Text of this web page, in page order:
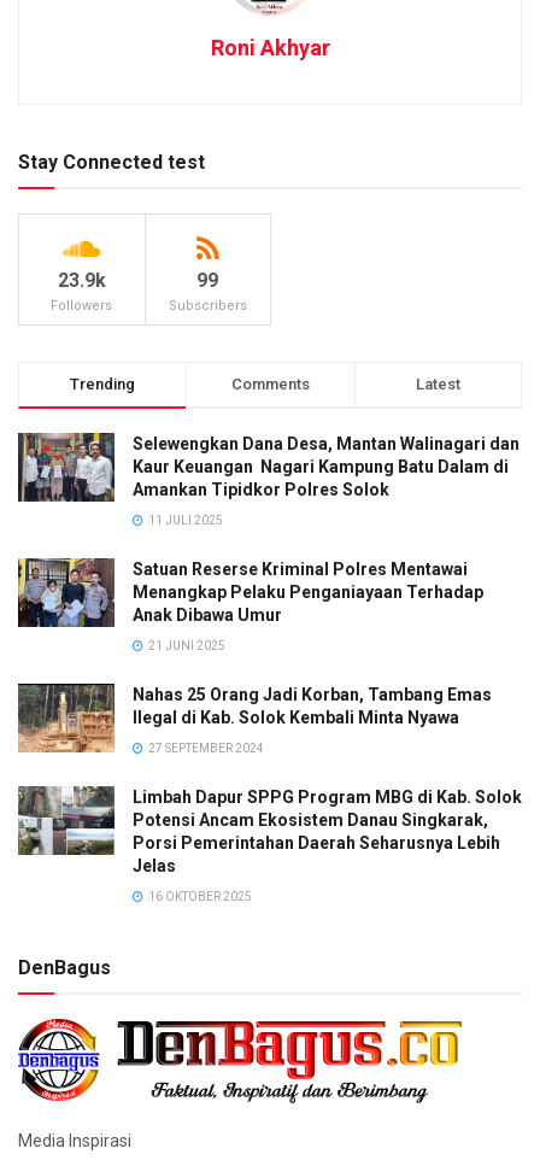
Roni Akhyar
Stay Connected test
23.9k
Followers
99
Subscribers
Trending Comments Latest
Selewengkan Dana Desa, Mantan Walinagari dan
Kaur Keuangan Nagari Kampung Batu Dalam di
Amankan Tipidkor Polres Solok
11 JULI 2025
Satuan Reserse Kriminal Polres Mentawai
Menangkap Pelaku Penganiayaan Terhadap
Anak Dibawa Umur
21 JUNI 2025
Nahas 25 Orang Jadi Korban, Tambang Emas
Ilegal di Kab. Solok Kembali Minta Nyawa
27 SEPTEMBER 2024
Limbah Dapur SPPG Program MBG di Kab. Solok
Potensi Ancam Ekosistem Danau Singkarak,
Porsi Pemerintahan Daerah Seharusnya Lebih
Jelas
16 OKTOBER 2025
DenBagus
Media Inspirasi